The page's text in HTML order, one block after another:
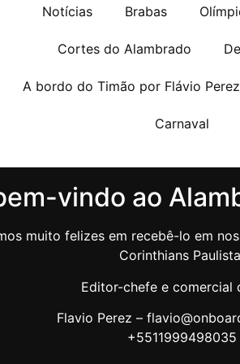
Notícias Brabas
Cortes do Alambrado
A bordo do Timão por Flávio Perez
Carnaval
vindo ao
muito felizes em recebê-lo em
Corinthians
Editor-chefe e comercial
Flavio Perez –
+5511999498035